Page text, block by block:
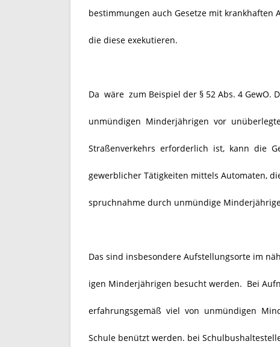
bestimmungen auch Gesetze mit krankhaften
die diese exekutieren.
Da wäre zum Beispiel der § 52 Abs. 4 GewO.
unmündigen Minderjährigen vor
Straßenverkehrs erforderlich ist, kann die
gewerblicher Tätigkeiten mittels Automaten,
spruchnahme durch unmündige
Das sind insbesondere Aufstellungsorte im
igen Minderjährigen besucht werden. Bei
erfahrungsgemäß viel von unmündigen
Schule benützt werden. bei